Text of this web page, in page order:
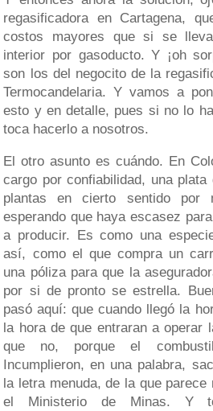
regasificadora en Cartagena,
costos mayores que si se
interior por gasoducto. Y ¡oh
son los del negocito de la
Termocandelaria. Y vamos a
esto y en detalle, pues si no lo
toca hacerlo a nosotros.
El otro asunto es cuándo. En
cargo por confiabilidad, una
plantas en cierto sentido por
esperando que haya escasez
a producir. Es como una
así, como el que compra un
una póliza para que la
por si de pronto se estrella.
pasó aquí: que cuando llegó la
la hora de que entraran a operar
que no, porque el
Incumplieron, en una palabra,
la letra menuda, de la que
el Ministerio de Minas. Y